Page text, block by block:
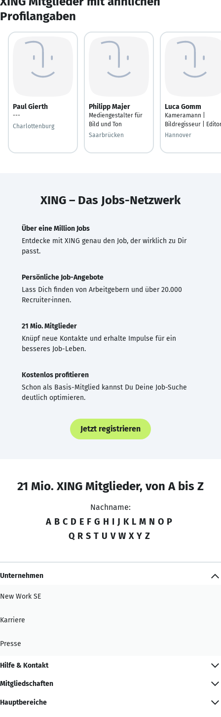
Profilangaben
Paul Gierth
---
Charlottenburg
Philipp Majer
Mediengestalter für
Bild und Ton
Saarbrücken
Luca Gomm
Kameramann |
Bildregisseur |
Hannover
XING – Das Jobs-Netzwerk
Über eine Million Jobs
Entdecke mit XING genau den Job, der wirklich zu Dir
passt.
Persönliche Job-Angebote
Lass Dich finden von Arbeitgebern und über 20.000
Recruiter·innen.
21 Mio. Mitglieder
Knüpf neue Kontakte und erhalte Impulse für ein
besseres Job-Leben.
Kostenlos profitieren
Schon als Basis-Mitglied kannst Du Deine Job-Suche
deutlich optimieren.
Jetzt registrieren
21 Mio. XING Mitglieder, von A bis Z
Nachname:
A B C D E F G H I J K L M N O P
Q R S T U V W X Y Z
Unternehmen
New Work SE
Karriere
Presse
Hilfe & Kontakt
Mitgliedschaften
Hauptbereiche